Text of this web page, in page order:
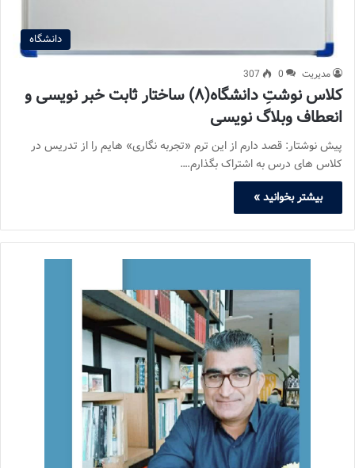
دانشگاه
مدیریت 0
307
کلاس نوشتِ دانشگاه(۸) ساختار ثابت خبر نویسی و
انعطاف وبلاگ نویسی
پیش نوشتار: قصد دارم از این ترم «تجربه نگاری» هایم را از تدریس در
کلاس های درس به اشتراک بگذارم.…
بیشتر بخوانید »